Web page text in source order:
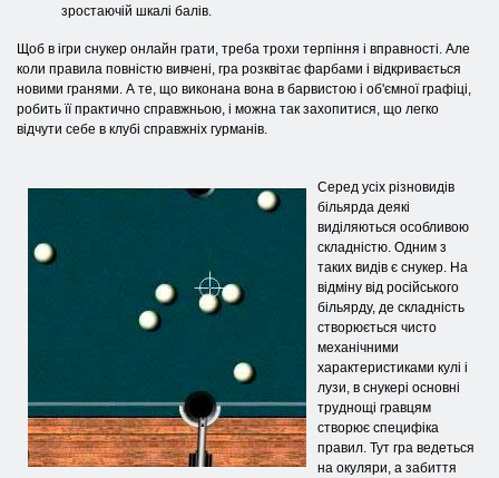
зростаючій шкалі балів.
Щоб в ігри снукер онлайн грати, треба трохи терпіння і вправності. Але
коли правила повністю вивчені, гра розквітає фарбами і відкривається
новими гранями. А те, що виконана вона в барвистою і об'ємної графіці,
робить її практично справжньою, і можна так захопитися, що легко
відчути себе в клубі справжніх гурманів.
Серед усіх різновидів
більярда деякі
виділяються особливою
складністю. Одним з
таких видів є снукер. На
відміну від російського
більярду, де складність
створюється чисто
механічними
характеристиками кулі і
лузи, в снукері основні
труднощі гравцям
створює специфіка
правил. Тут гра ведеться
на окуляри, а забиття